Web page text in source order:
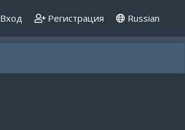
Вход Регистрация Russian